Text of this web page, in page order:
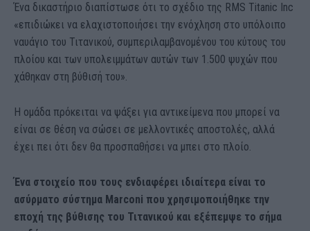
Ένα δικαστήριο διαπίστωσε ότι το σχέδιο της RMS Titanic Inc
«επιδιώκει να ελαχιστοποιήσει την ενόχληση στο υπόλοιπο
ναυάγιο του Τιτανικού, συμπεριλαμβανομένου του κύτους του
πλοίου και των υπολειμμάτων αυτών των 1.500 ψυχών που
χάθηκαν στη βύθισή του».
Η ομάδα πρόκειται να ψάξει για αντικείμενα που μπορεί να
είναι σε θέση να σώσει σε μελλοντικές αποστολές, αλλά
έχει πει ότι δεν θα προσπαθήσει να μπει στο πλοίο.
Ένα στοιχείο που τους ενδιαφέρει ιδιαίτερα είναι το
ασύρματο σύστημα Marconi που χρησιμοποιήθηκε την
εποχή της βύθισης του Τιτανικού και εξέπεμψε το σήμα